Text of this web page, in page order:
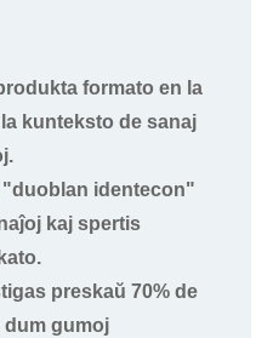
formato en la
kunteksto de sanaj
"duoblan identecon"
kaj spertis
preskaŭ 70% de
dum gumoj